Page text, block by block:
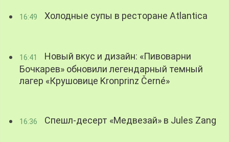
16:49 Холодные супы в ресторане Atlantica
16:41
Новый вкус и дизайн: «Пивоварни
Бочкарев» обновили легендарный темный
лагер «Крушовице Kronprinz Černé»
16:36 Спешл-десерт «Медвезай» в Jules Zang